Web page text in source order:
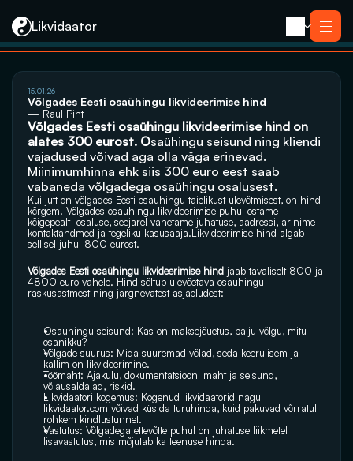
Likvidaator
Teenused
Likvideerimine koos müügiga
Likvideerimine
Saneerimine
Pankrotimenetlus
E-residendi ettevõtte sulgemine
Kontakt
15.01.26
Võlgades Eesti osaühingu likvideerimise hind
— Raul Pint
Võlgades Eesti osaühingu likvideerimise hind on
alates 300 eurost. Osaühingu seisund ning kliendi
vajadused võivad aga olla väga erinevad.
Miinimumhinna ehk siis 300 euro eest saab
vabaneda võlgadega osaühingu osalusest.
Kui jutt on võlgades Eesti osaühingu täielikust ülevõtmisest, on hind
kõrgem. Võlgades osaühingu likvideerimise puhul ostame
kõigepealt  osaluse, seejärel vahetame juhatuse, aadressi, ärinime
kontaktandmed ja tegeliku kasusaaja.Likvideerimise hind algab
sellisel juhul 800 eurost.
Võlgades Eesti osaühingu likvideerimise hind jääb tavaliselt 800 ja
4800 euro vahele. Hind sõltub ülevõetava osaühingu
raskusastmest ning järgnevatest asjaoludest:
Osaühingu seisund: Kas on maksejõuetus, palju võlgu, mitu
osanikku?
Võlgade suurus: Mida suuremad võlad, seda keerulisem ja
kallim on likvideerimine.
Töömaht: Ajakulu, dokumentatsiooni maht ja seisund,
võlausaldajad, riskid.
likvidaator.com võivad küsida turuhinda, kuid pakuvad võrratult
rohkem kindlustunnet.
Vastutus: Võlgadega ettevõtte puhul on juhatuse liikmetel
lisavastutus, mis mõjutab ka teenuse hinda.